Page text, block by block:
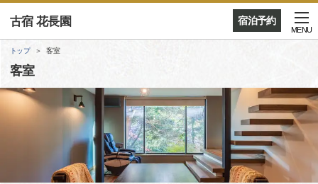
宿泊予約
古宿 花長園
MENU
トップ 客室
客室